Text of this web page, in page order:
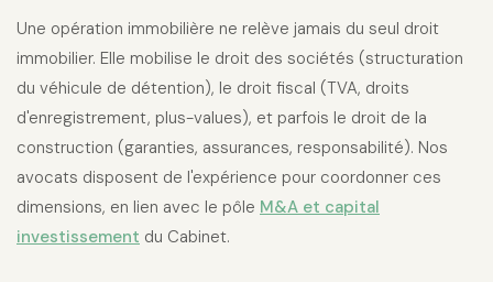
Une opération immobilière ne relève jamais du seul droit
immobilier. Elle mobilise le droit des sociétés (structuration
du véhicule de détention), le droit fiscal (TVA, droits
d'enregistrement, plus-values), et parfois le droit de la
construction (garanties, assurances, responsabilité). Nos
avocats disposent de l'expérience pour coordonner ces
dimensions, en lien avec le pôle M&A et capital
investissement du Cabinet.